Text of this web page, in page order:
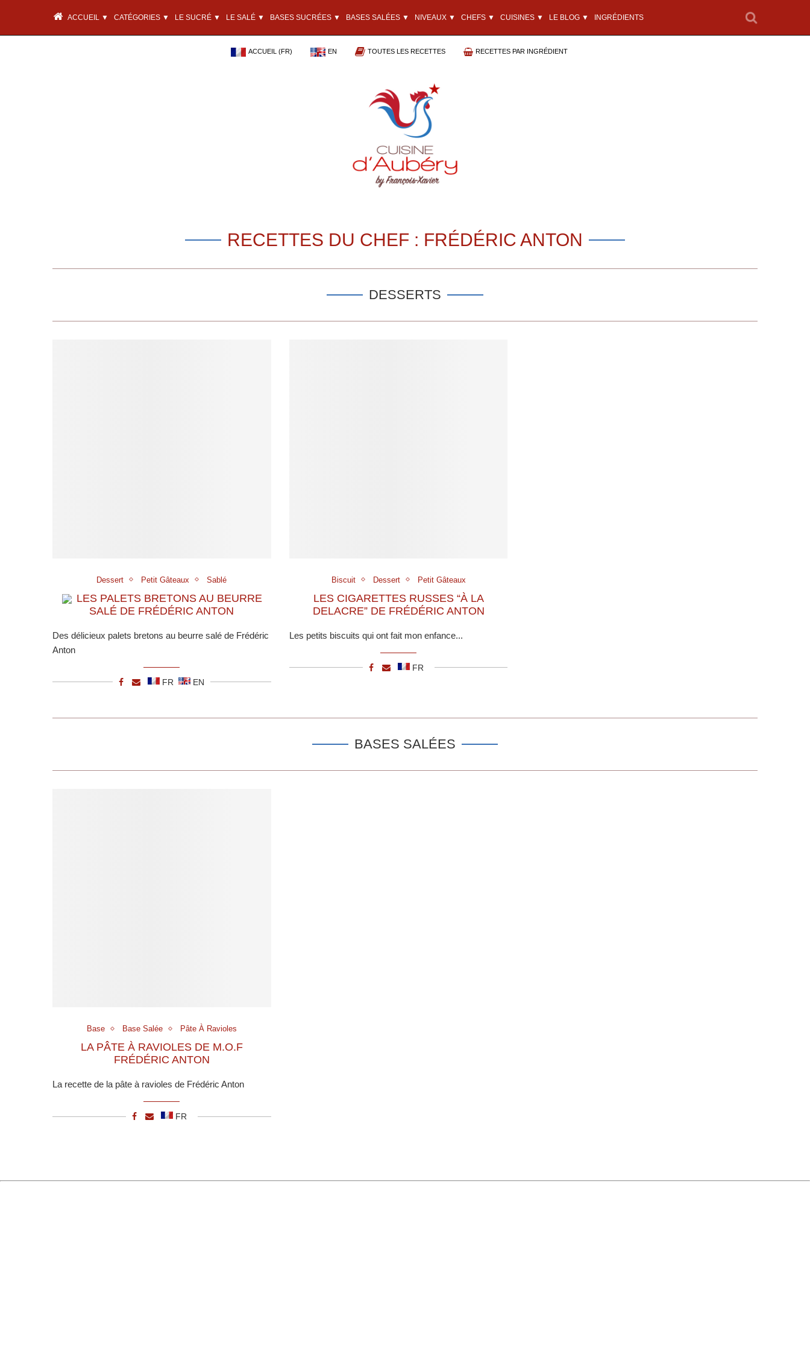
ACCUEIL ▼ CATÉGORIES ▼ LE SUCRÉ ▼ LE SALÉ ▼ BASES SUCRÉES ▼ BASES SALÉES ▼ NIVEAUX ▼ CHEFS ▼ CUISINES ▼ LE BLOG ▼ INGRÉDIENTS
ACCUEIL (FR) EN TOUTES LES RECETTES RECETTES PAR INGRÉDIENT
RECETTES DU CHEF : FRÉDÉRIC ANTON
DESSERTS
Dessert Petit Gâteaux Sablé
LES PALETS BRETONS AU BEURRE
SALÉ DE FRÉDÉRIC ANTON
Des délicieux palets bretons au beurre salé de Frédéric
Anton
FR EN
Biscuit Dessert Petit Gâteaux
LES CIGARETTES RUSSES “À LA
DELACRE” DE FRÉDÉRIC ANTON
Les petits biscuits qui ont fait mon enfance...
FR
BASES SALÉES
Base Base Salée Pâte À Ravioles
LA PÂTE À RAVIOLES DE M.O.F
FRÉDÉRIC ANTON
La recette de la pâte à ravioles de Frédéric Anton
FR